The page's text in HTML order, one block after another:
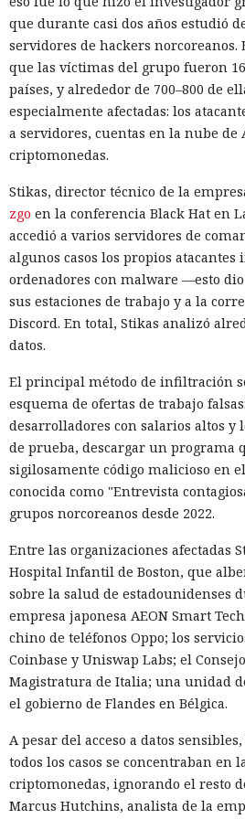
masiva de cuentas falsas. En la
ficticios en servicios de citas
numerosos mensajes. Los
la comunicación a aplicaciones de
condujo al registro en una
un enlace de afiliado.
Según los cálculos de HUMAN, una
marcha requiere alrededor de
luego aproximadamente $450 al
sencilla prescinde de la compra de
alrededor de $2970 mensuales por
proxies, cuentas, la IA y los
FunFoneFarm designa no a un solo
todo un mercado de componentes
No se puede interrumpir el
ecosistema así con una sola
parte de sus componentes es legal y
tareas legítimas. HUMAN
del comportamiento sospechoso y
entre servicios. Requieren un
masiva de cuentas, el secuestro de
tarjetas bancarias.
que durante casi dos años estudió
servidores de hackers norcoreanos.
que las víctimas del grupo fueron
países, y alrededor de 700–800 de
especialmente afectadas: los
a servidores, cuentas en la nube de
criptomonedas.
Stikas, director técnico de la
zgo en la conferencia Black Hat en
accedió a varios servidores de
algunos casos los propios atacantes
ordenadores con malware —esto
sus estaciones de trabajo y a la
Discord. En total, Stikas analizó
datos.
El principal método de infiltración
esquema de ofertas de trabajo
desarrolladores con salarios altos y
de prueba, descargar un programa
sigilosamente código malicioso en
conocida como "Entrevista
grupos norcoreanos desde 2022.
Entre las organizaciones afectadas
Hospital Infantil de Boston, que
sobre la salud de estadounidenses
empresa japonesa AEON Smart
chino de teléfonos Oppo; los
Coinbase y Uniswap Labs; el
Magistratura de Italia; una unidad
el gobierno de Flandes en Bélgica.
A pesar del acceso a datos
todos los casos se concentraban en
criptomonedas, ignorando el resto
Marcus Hutchins, analista de la